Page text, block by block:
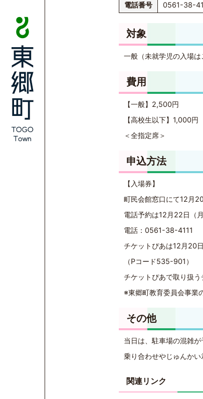
電話番号
0561-38-
対象
一般（未就学児の入場は
費用
【一般】2,500円
【高校生以下】1,000円
＜全指定席＞
申込方法
【入場券】
町民会館窓口にて12月
電話予約は12月22日（
電話：0561-38-4111
チケットぴあは12月20
（Pコード535-901）
チケットぴあで取り扱う
※東郷町教育委員会事業
その他
当日は、駐車場の混雑が
乗り合わせやじゅんかい
関連リンク